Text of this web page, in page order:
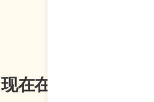
现在在莲花恢复